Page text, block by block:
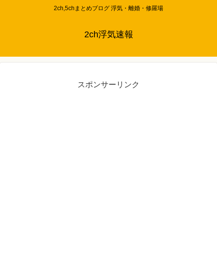
2ch,5chまとめブログ 浮気・離婚・修羅場
2ch浮気速報
スポンサーリンク